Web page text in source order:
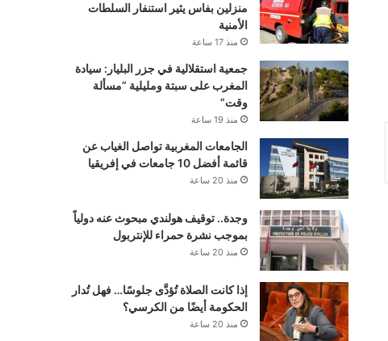
منزلين بفاس يثير استنفار السلطات
الأمنية
منذ 17 ساعة
جمعية استقلالية في جزر البليار: سيادة
المغرب على سبتة ومليلية “مسألة
وقت”
منذ 19 ساعة
الجامعات المغربية تواصل الغياب عن
قائمة أفضل 10 جامعات في إفريقيا
منذ 20 ساعة
وجدة.. توقيف هولندي مبحوث عنه دولياً
بموجب نشرة حمراء للإنتربول
منذ 20 ساعة
إذا كانت الصلاة تُؤدَّى جلوسًا… فهل تُدار
الحكومة أيضًا من الكرسي؟
منذ 20 ساعة